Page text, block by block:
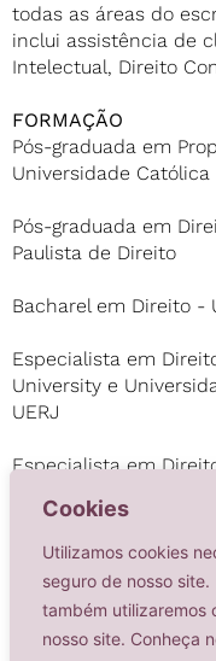
Cookies
Utilizamos cookies
seguro de nosso
também utilizaremos
nosso site. Conheça
todas as áreas do
inclui assistência de
Intelectual, Direito
FORMAÇÃO
Pós-graduada em
Universidade Católica
Pós-graduada em
Paulista de Direito
Bacharel em Direito -
Especialista em
University e
UERJ
Especialista em
EMERJ
Especialista em
Mundial da
IDIOMAS